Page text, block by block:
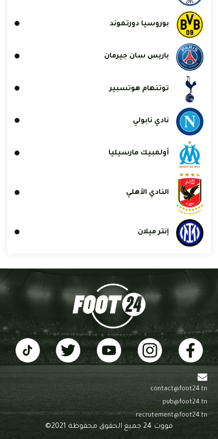
بوروسيا دورتموند
باريس سان جيرمان
توتنهام هوتسبير
نادي نابولي
أولمبيك مارسيليا
النادي الأهلي
إنتر ميلان
contact@foot24.tn
pub@foot24.tn
recrutement@foot24.tn
فووت 24 جميع الحقوق محفوظة 2021©